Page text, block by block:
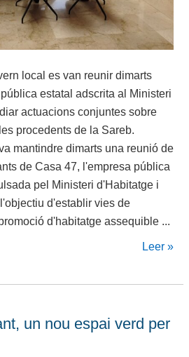
local es van reunir dimarts
estatal adscrita al Ministeri
actuacions conjuntes sobre
procedents de la Sareb.
mantindre dimarts una reunió de
de Casa 47, l'empresa pública
pel Ministeri d'Habitatge i
d'establir vies de
d'habitatge assequible ...
Leer »
un nou espai verd per